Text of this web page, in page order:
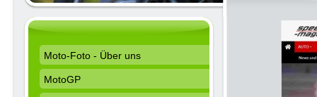
Moto-Foto - Über uns
MotoGP